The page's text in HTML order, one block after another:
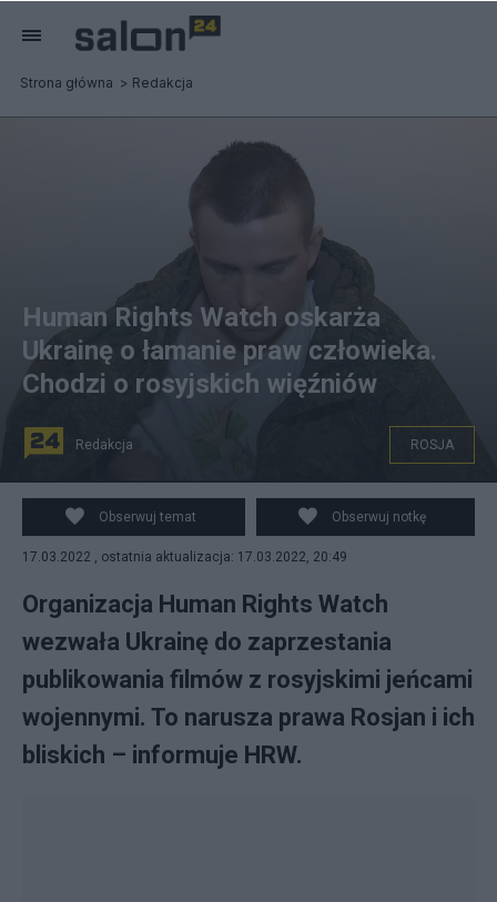
Strona główna Redakcja
Rosyjski żołnierz w koszulce z królem Julianem. Fot.
Nexta/Twitter
Human Rights Watch oskarża
Ukrainę o łamanie praw człowieka.
Chodzi o rosyjskich więźniów
Redakcja ROSJA
Obserwuj temat Obserwuj notkę
17.03.2022 , ostatnia aktualizacja: 17.03.2022, 20:49
Organizacja Human Rights Watch
wezwała Ukrainę do zaprzestania
publikowania filmów z rosyjskimi jeńcami
wojennymi. To narusza prawa Rosjan i ich
bliskich – informuje HRW.